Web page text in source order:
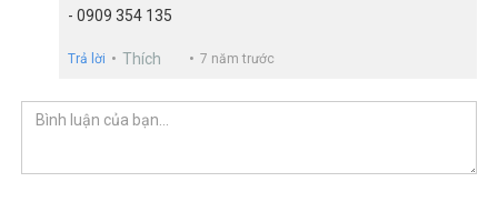
- 0909 354 135
Trả lời Thích 7 năm trước